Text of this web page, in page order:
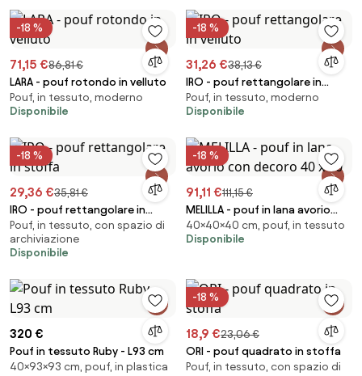
-18 %
71,15 €86,81 €
LARA - pouf rotondo in velluto
Pouf, in tessuto, moderno
Disponibile
-18 %
31,26 €38,13 €
IRO - pouf rettangolare in
velluto
Pouf, in tessuto, moderno
Disponibile
-18 %
29,36 €35,81 €
IRO - pouf rettangolare in
stoffa
Pouf, in tessuto, con spazio di
archiviazione
Disponibile
-18 %
91,11 €111,15 €
MELILLA - pouf in lana avorio
con decoro 40 x 40
40×40×40 cm, pouf, in tessuto
Disponibile
320 €
Pouf in tessuto Ruby - L93 cm
40×93×93 cm, pouf, in plastica
-18 %
18,9 €23,06 €
ORI - pouf quadrato in stoffa
Pouf, in tessuto, con spazio di